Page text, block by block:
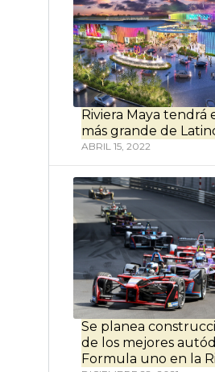
Riviera Maya tendrá
más grande de
ABRIL 15, 2022
Se planea
de los mejores
Formula uno en la